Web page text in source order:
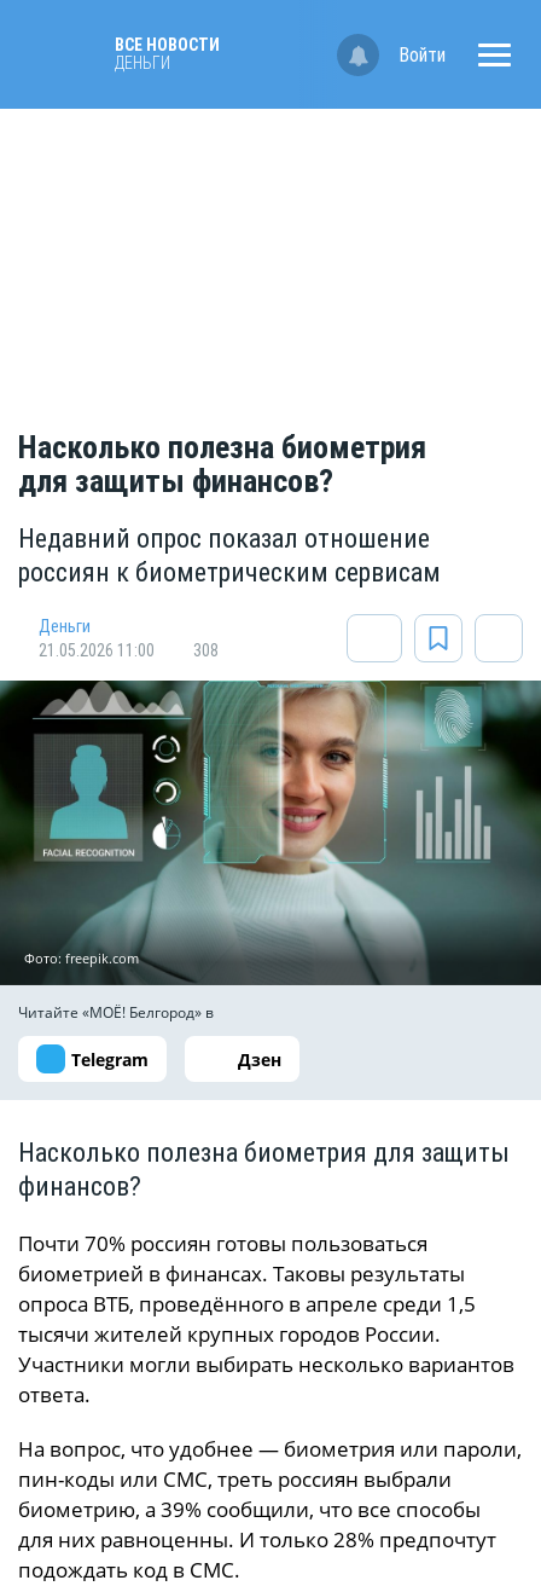
ВСЕ НОВОСТИ
ДЕНЬГИ
Войти
Насколько полезна биометрия
для защиты финансов?
Недавний опрос показал отношение
россиян к биометрическим сервисам
Деньги
21.05.2026 11:00
308
Фото: freepik.com
Читайте «МОЁ! Белгород» в
Telegram Дзен
Насколько полезна биометрия для защиты
финансов?
Почти 70% россиян готовы пользоваться
биометрией в финансах. Таковы результаты
опроса ВТБ, проведённого в апреле среди 1,5
тысячи жителей крупных городов России.
Участники могли выбирать несколько вариантов
ответа.
На вопрос, что удобнее — биометрия или пароли,
пин-коды или СМС, треть россиян выбрали
биометрию, а 39% сообщили, что все способы
для них равноценны. И только 28% предпочтут
подождать код в СМС.